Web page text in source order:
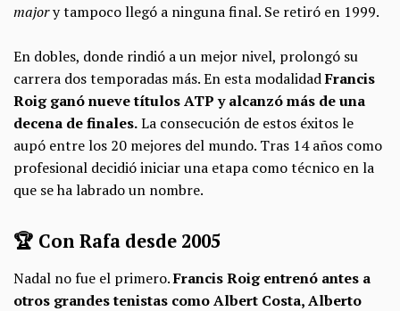
majory tampoco llegó a ninguna final. Se retiró en 1999.
En dobles, donde rindió a un mejor nivel, prolongó su
carrera dos temporadas más. En esta modalidadFrancis
Roig ganó nueve títulos ATP y alcanzó más de una
decena de finales.La consecución de estos éxitos le
aupó entre los 20 mejores del mundo. Tras 14 años como
profesional decidió iniciar una etapa como técnico en la
que se ha labrado un nombre.
🏆 Con Rafa desde 2005
Nadal no fue el primero.Francis Roig entrenó antes a
otros grandes tenistas como Albert Costa, Alberto